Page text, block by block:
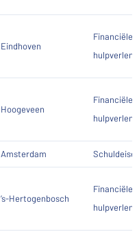
Eindhoven
Financiële
Hoogeveen
Financiële
Amsterdam Schuldeiser
’s-Hertogenbosch
Financiële